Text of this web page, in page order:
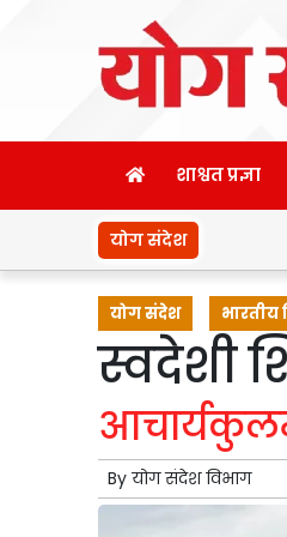
शाश्वत प्रज्ञा
योग संदेश
योग संदेश भारतीय
स्वदेशी
By योग संदेश विभाग